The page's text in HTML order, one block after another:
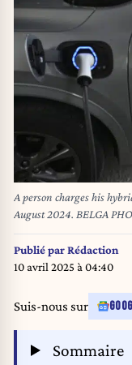
A person charges his
August 2024. BELGA
Publié parRédaction
10 avril 2025 à 04:40
Suis-nous sur
Sommaire